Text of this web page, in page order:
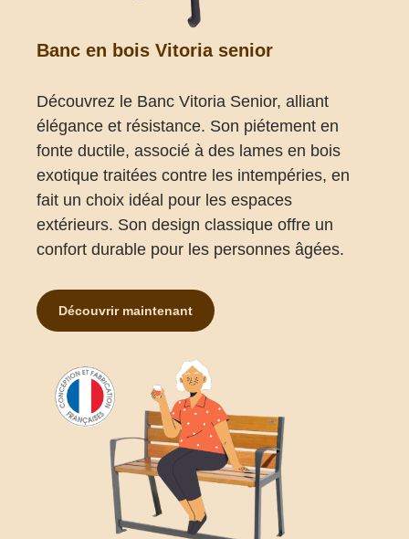
Banc en bois Vitoria senior
Découvrez le Banc Vitoria Senior, alliant
élégance et résistance. Son piétement en
fonte ductile, associé à des lames en bois
exotique traitées contre les intempéries, en
fait un choix idéal pour les espaces
extérieurs. Son design classique offre un
confort durable pour les personnes âgées.
Découvrir maintenant